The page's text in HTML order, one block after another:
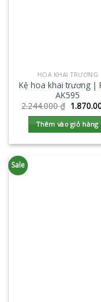
HOA KHAI TRƯƠNG
Kệ hoa khai trương |
AK595
2.244.000₫
Thêm vào giỏ hàng
Sale